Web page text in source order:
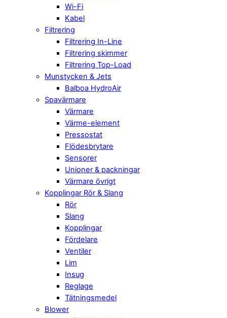
Wi-Fi
Kabel
Filtrering
Filtrering In-Line
Filtrering skimmer
Filtrering Top-Load
Munstycken & Jets
Balboa HydroAir
Spavärmare
Värmare
Värme-element
Pressostat
Flödesbrytare
Sensorer
Unioner & packningar
Värmare övrigt
Kopplingar Rör & Slang
Rör
Slang
Kopplingar
Fördelare
Ventiler
Lim
Insug
Reglage
Tätningsmedel
Blower